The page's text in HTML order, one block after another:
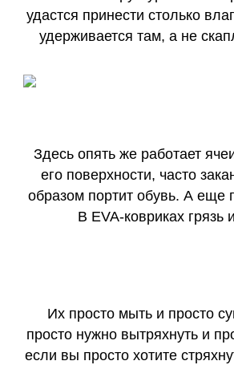
удастся принести столько
удерживается там, а не
Здесь опять же работает
его поверхности, часто
образом портит обувь. А еще
В EVA-ковриках
Их просто мыть и просто
просто нужно вытряхнуть и
если вы просто хотите